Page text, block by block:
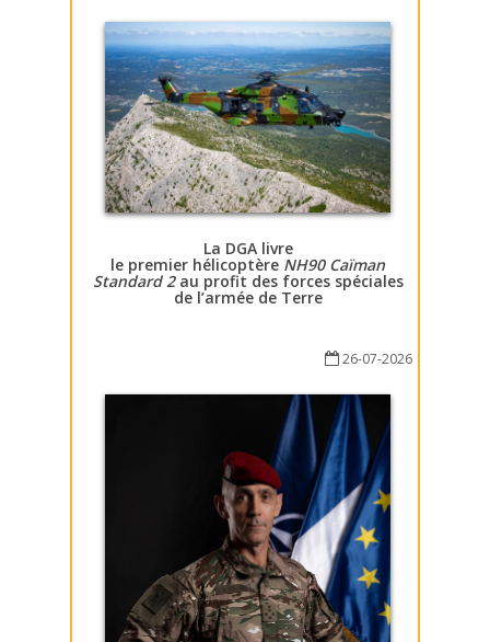
La DGA livre
le premier hélicoptère NH90 Caïman
Standard 2au profit des forces spéciales
de l’armée de Terre
26-07-2026